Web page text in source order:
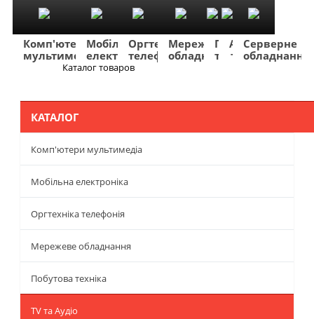
Комп'ютери
мультимедіа
Мобільна
електроніка
Оргтехніка
телефонія
Мережеве
обладнання
Побутова
техніка
TV
та
Фото
та
Авто
та
Серверне
обладнання
Каталог товаров
КАТАЛОГ
Комп'ютери мультимедіа
Мобільна електроніка
Оргтехніка телефонія
Мережеве обладнання
Побутова техніка
TV та Аудіо